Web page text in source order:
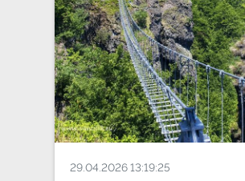
29.04.2026 13:19:25